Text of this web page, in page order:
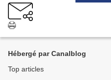
Hébergé par Canalblog
Top articles